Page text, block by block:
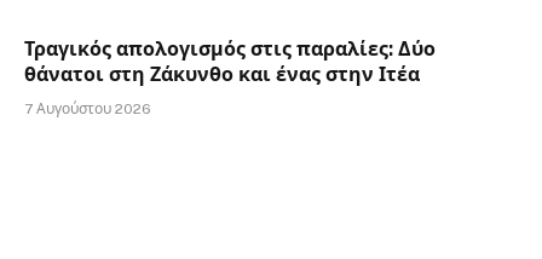
Τραγικός απολογισμός στις παραλίες: Δύο
θάνατοι στη Ζάκυνθο και ένας στην Ιτέα
7 Αυγούστου 2026